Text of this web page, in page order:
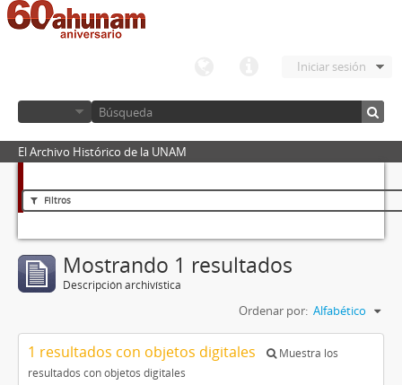
Iniciar sesión
El Archivo Histórico de la UNAM
Filtros
Mostrando 1 resultados
Descripción archivística
Ordenar por: Alfabético
1 resultados con objetos digitales
Muestra los
resultados con objetos digitales